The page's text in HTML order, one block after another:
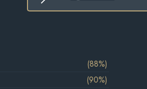
(88%)
(90%)